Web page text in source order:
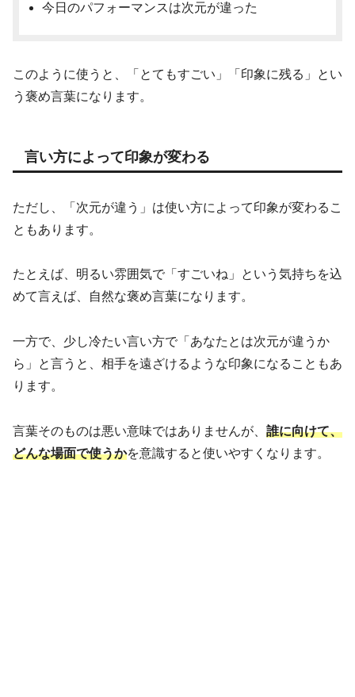
今日のパフォーマンスは次元が違った
このように使うと、「とてもすごい」「印象に残る」とい
う褒め言葉になります。
言い方によって印象が変わる
ただし、「次元が違う」は使い方によって印象が変わるこ
ともあります。
たとえば、明るい雰囲気で「すごいね」という気持ちを込
めて言えば、自然な褒め言葉になります。
一方で、少し冷たい言い方で「あなたとは次元が違うか
ら」と言うと、相手を遠ざけるような印象になることもあ
ります。
言葉そのものは悪い意味ではありませんが、 誰に向けて、
どんな場面で使うかを意識すると使いやすくなります。